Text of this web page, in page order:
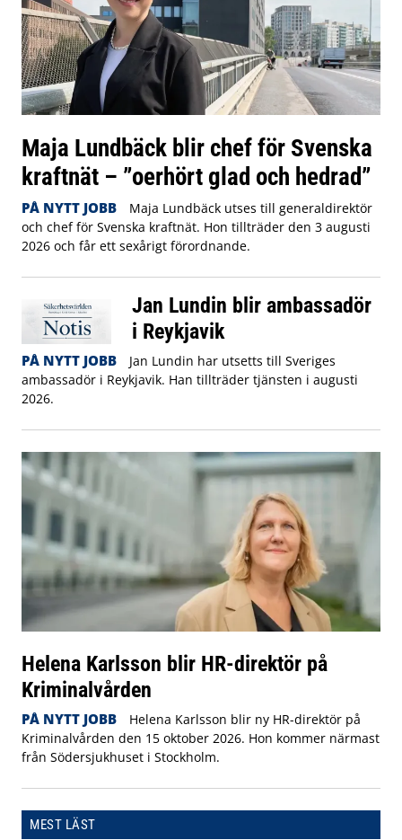
Maja Lundbäck blir chef för Svenska
kraftnät – ”oerhört glad och hedrad”
PÅ NYTT JOBB
Maja Lundbäck utses till generaldirektör
och chef för Svenska kraftnät. Hon tillträder den 3 augusti
2026 och får ett sexårigt förordnande.
Jan Lundin blir ambassadör
i Reykjavik
PÅ NYTT JOBB
Jan Lundin har utsetts till Sveriges
ambassadör i Reykjavik. Han tillträder tjänsten i augusti
2026.
Helena Karlsson blir HR-direktör på
Kriminalvården
PÅ NYTT JOBB
Helena Karlsson blir ny HR-direktör på
Kriminalvården den 15 oktober 2026. Hon kommer närmast
från Södersjukhuset i Stockholm.
MEST LÄST